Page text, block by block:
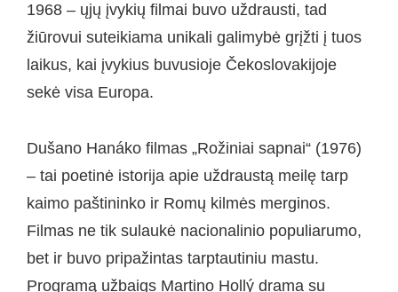
1968 – ųjų įvykių filmai buvo uždrausti, tad
žiūrovui suteikiama unikali galimybė grįžti į tuos
laikus, kai įvykius buvusioje Čekoslovakijoje
sekė visa Europa.
Dušano Hanáko filmas „Rožiniai sapnai“ (1976)
– tai poetinė istorija apie uždraustą meilę tarp
kaimo paštininko ir Romų kilmės merginos.
Filmas ne tik sulaukė nacionalinio populiarumo,
bet ir buvo pripažintas tarptautiniu mastu.
Programą užbaigs Martino Hollý drama su